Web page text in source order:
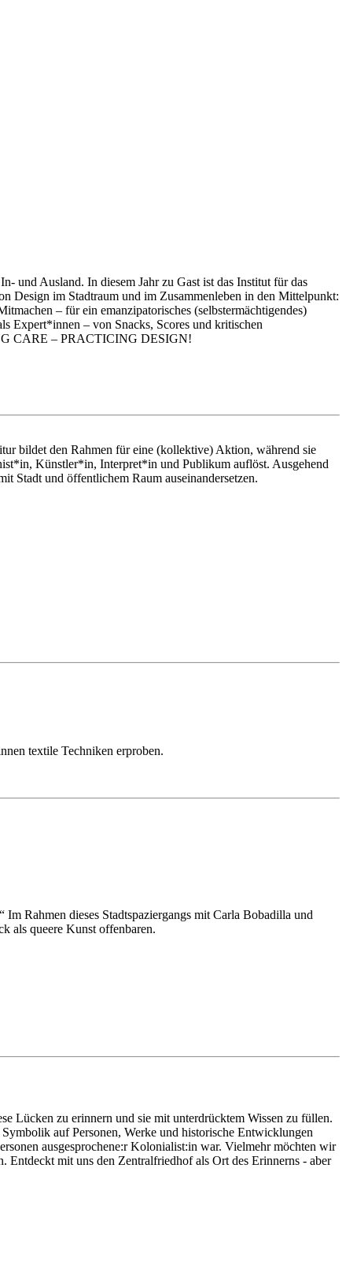
Ausland. In diesem Jahr zu Gast ist das Institut für das
Design im Stadtraum und im Zusammenleben in den Mittelpunkt:
– für ein emanzipatorisches (selbstermächtigendes)
Expert*innen – von Snacks, Scores und kritischen
CARE – PRACTICING DESIGN!
bildet den Rahmen für eine (kollektive) Aktion, während sie
Künstler*in, Interpret*in und Publikum auflöst. Ausgehend
Stadt und öffentlichem Raum auseinandersetzen.
textile Techniken erproben.
Rahmen dieses Stadtspaziergangs mit Carla Bobadilla und
als queere Kunst offenbaren.
Lücken zu erinnern und sie mit unterdrücktem Wissen zu füllen.
auf Personen, Werke und historische Entwicklungen
ausgesprochene:r Kolonialist:in war. Vielmehr möchten wir
mit uns den Zentralfriedhof als Ort des Erinnerns - aber